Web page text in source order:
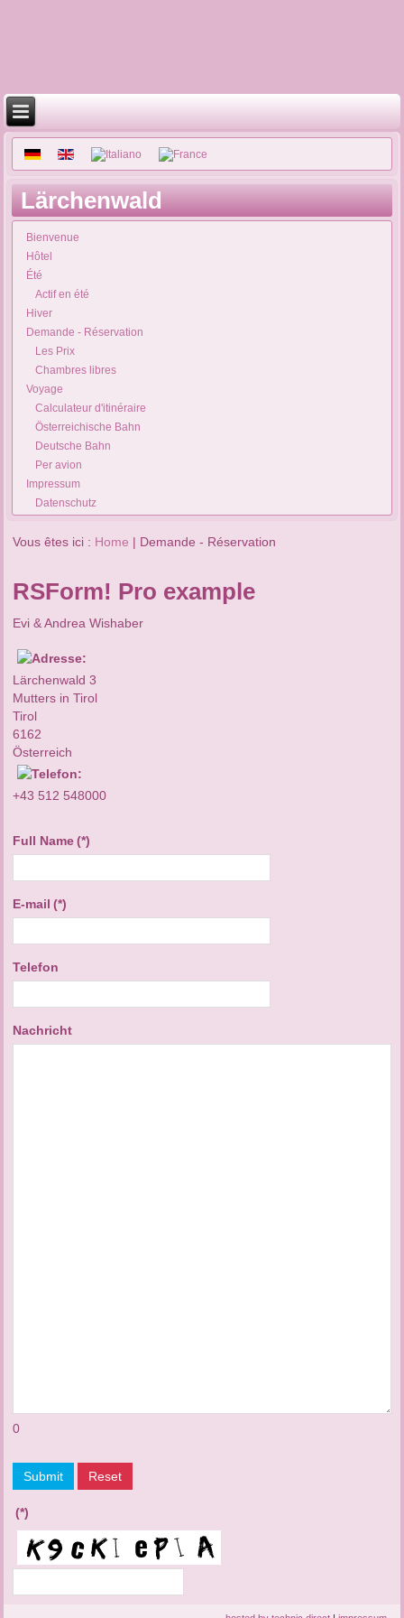
Lärchenwald
Bienvenue
Hôtel
Été
Actif en été
Hiver
Demande - Réservation
Les Prix
Chambres libres
Voyage
Calculateur d'itinéraire
Österreichische Bahn
Deutsche Bahn
Per avion
Impressum
Datenschutz
Vous êtes ici : Home | Demande - Réservation
RSForm! Pro example
Evi & Andrea Wishaber
Lärchenwald 3
Mutters in Tirol
Tirol
6162
Österreich
+43 512 548000
Full Name (*)
E-mail (*)
Telefon
Nachricht
0
Submit Reset
(*)